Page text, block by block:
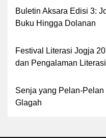
Buletin Aksara Edisi 3:
Buku Hingga Dolanan
Festival Literasi Jogja
dan Pengalaman
Senja yang Pelan-
Glagah